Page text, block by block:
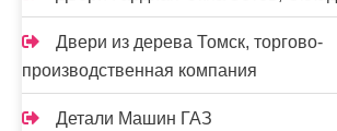
Двери из дерева Томск, торгово-
производственная компания
Детали Машин ГАЗ